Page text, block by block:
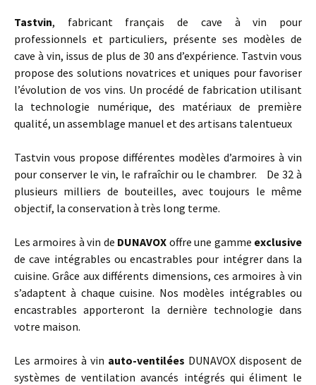
Tastvin, fabricant français de cave à vin pour
professionnels et particuliers, présente ses modèles de
cave à vin, issus de plus de 30 ans d’expérience. Tastvin vous
propose des solutions novatrices et uniques pour favoriser
l’évolution de vos vins. Un procédé de fabrication utilisant
la technologie numérique, des matériaux de première
qualité, un assemblage manuel et des artisans talentueux
Tastvin vous propose différentes modèles d’armoires à vin
pour conserver le vin, le rafraîchir ou le chambrer. De 32 à
plusieurs milliers de bouteilles, avec toujours le même
objectif, la conservation à très long terme.
Les armoires à vin de DUNAVOX offre une gamme exclusive
de cave intégrables ou encastrables pour intégrer dans la
cuisine. Grâce aux différents dimensions, ces armoires à vin
s’adaptent à chaque cuisine. Nos modèles intégrables ou
encastrables apporteront la dernière technologie dans
votre maison.
Les armoires à vin auto-ventilées DUNAVOX disposent de
systèmes de ventilation avancés intégrés qui éliment le